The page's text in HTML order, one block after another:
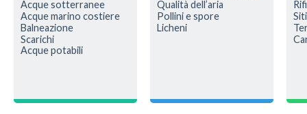
Acque sotterranee
Acque marino costiere
Balneazione
Scarichi
Acque potabili
Qualità dell’aria
Pollini e spore
Licheni